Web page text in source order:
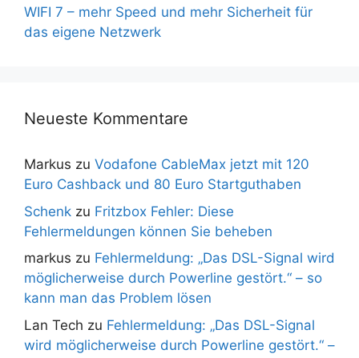
WIFI 7 – mehr Speed und mehr Sicherheit für
das eigene Netzwerk
Neueste Kommentare
Markus zu Vodafone CableMax jetzt mit 120
Euro Cashback und 80 Euro Startguthaben
Schenk zu Fritzbox Fehler: Diese
Fehlermeldungen können Sie beheben
markus zu Fehlermeldung: „Das DSL-Signal wird
möglicherweise durch Powerline gestört.“ – so
kann man das Problem lösen
Lan Tech zu Fehlermeldung: „Das DSL-Signal
wird möglicherweise durch Powerline gestört.“ –